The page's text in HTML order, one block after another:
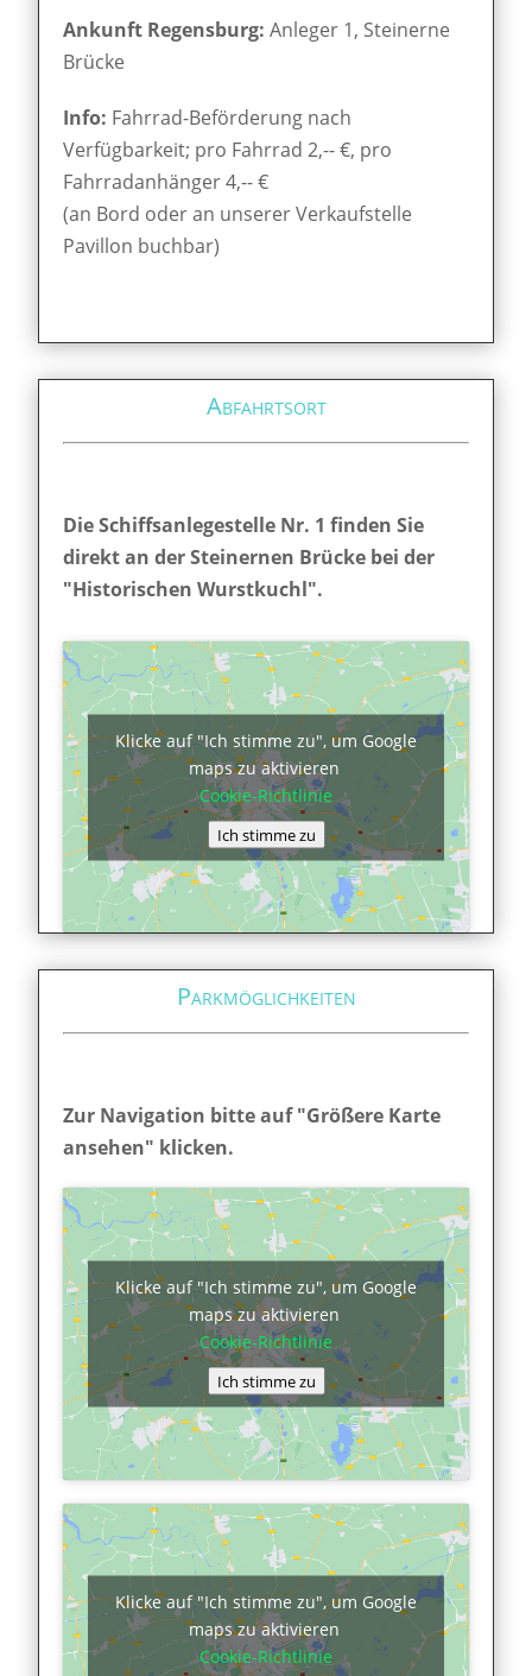
Ankunft Regensburg: Anleger 1, Steinerne
Brücke
Info: Fahrrad-Beförderung nach
Verfügbarkeit; pro Fahrrad 2,-- €, pro
Fahrradanhänger 4,-- €
(an Bord oder an unserer Verkaufstelle
Pavillon buchbar)
Abfahrtsort
Die Schiffsanlegestelle Nr. 1 finden Sie
direkt an der Steinernen Brücke bei der
"Historischen Wurstkuchl".
Klicke auf "Ich stimme zu", um Google
maps zu aktivieren
Cookie-Richtlinie
Ich stimme zu
Parkmöglichkeiten
Zur Navigation bitte auf "Größere Karte
ansehen" klicken.
Klicke auf "Ich stimme zu", um Google
maps zu aktivieren
Cookie-Richtlinie
Ich stimme zu
Klicke auf "Ich stimme zu", um Google
maps zu aktivieren
Cookie-Richtlinie